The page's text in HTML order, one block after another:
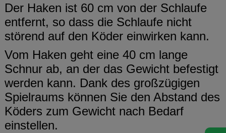
Der Haken ist 60 cm von der Schlaufe
entfernt, so dass die Schlaufe nicht
störend auf den Köder einwirken kann.
Vom Haken geht eine 40 cm lange
Schnur ab, an der das Gewicht befestigt
werden kann. Dank des großzügigen
Spielraums können Sie den Abstand des
Köders zum Gewicht nach Bedarf
einstellen.